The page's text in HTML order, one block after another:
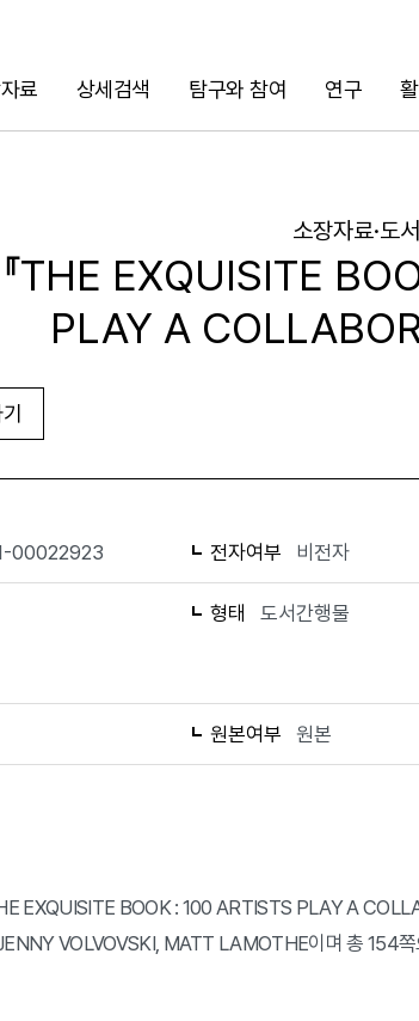
료 상세검색 탐구와 참여 연구
검색
소장자료·도
『THE EXQUISITE
PLAY A
00022923 전자여부 비전자
형태 도서간행물
원본여부 원본
EXQUISITE BOOK : 100 ARTISTS PLAY A
VOLVOVSKI, MATT LAMOTHE이며 총 154쪽